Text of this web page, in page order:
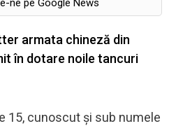
armata chineză din
în dotare noile tancuri
15, cunoscut și sub numele